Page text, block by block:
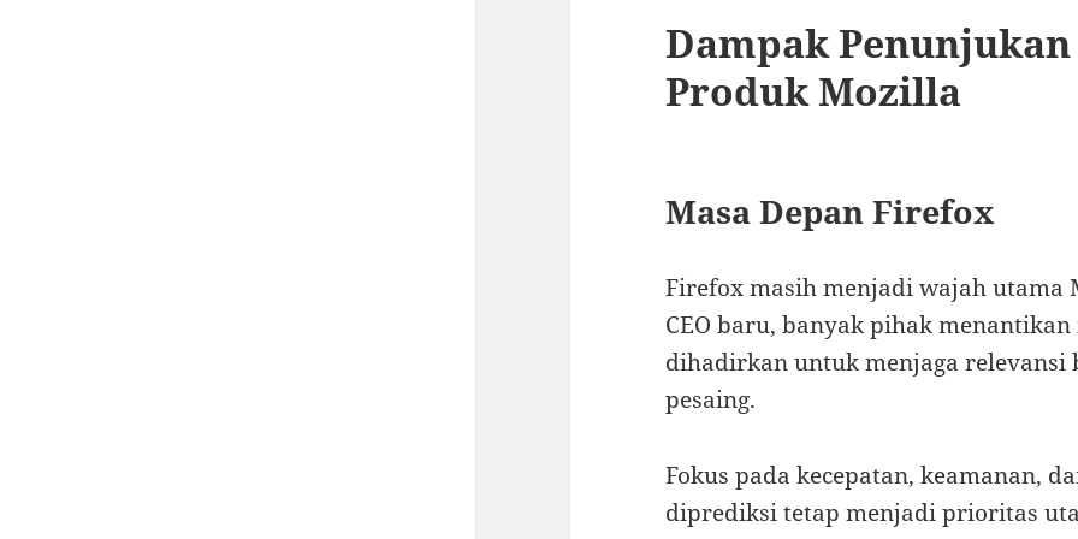
Dampak Penunjukan
Produk Mozilla
Masa Depan Firefox
Firefox masih menjadi wajah utama
CEO baru, banyak pihak
dihadirkan untuk menjaga
pesaing.
Fokus pada kecepatan, keamanan,
diprediksi tetap menjadi prioritas